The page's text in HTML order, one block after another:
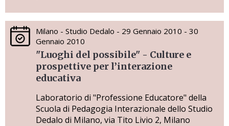
Milano - Studio Dedalo - 29 Gennaio 2010 - 30
Gennaio 2010
"Luoghi del possibile" - Culture e
prospettive per l’interazione
educativa
Laboratorio di "Professione Educatore" della
Scuola di Pedagogia Interazionale dello Studio
Dedalo di Milano, via Tito Livio 2, Milano